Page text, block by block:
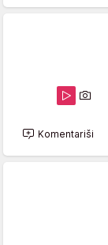
Komentariši